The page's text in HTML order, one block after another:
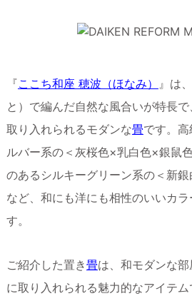
『ここち和座 穂波（ほなみ） 』は
と）で編んだ自然な風合いが特長で
取り入れられるモダンな畳です。
ルバー系の＜灰桜色×乳白色×銀鼠
のあるシルキーグリーン系の＜新
など、和にも洋にも相性のいいカ
す。
ご紹介した置き畳は、和モダンな
に取り入れられる魅力的なアイテ